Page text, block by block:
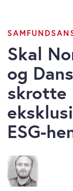
Skal
og
skrotte
ESG-